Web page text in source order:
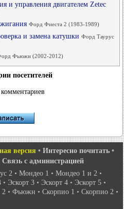
и управления двигателем Zetec
Форд Фиеста 2 (1983-1989)
и замена катушки Форд Таурус
Фьюжн (2002-2012)
посетителей
версия • Интересно почитать •
Связь с администрацией
2 • Мондео 1 • Мондео 1 и 2 •
• Эскорт 3 • Эскорт 4 • Эскорт 5 •
2 • Фьюжн • Скорпио 1 • Скорпио 2 •